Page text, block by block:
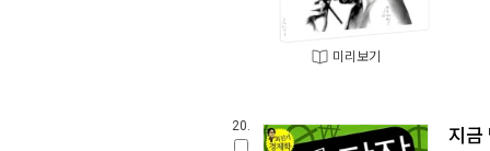
미리보기
20. 지금